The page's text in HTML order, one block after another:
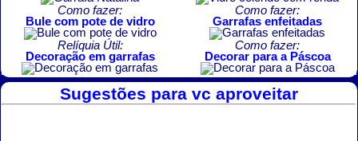
Como fazer:
Bule com pote de vidro
Como fazer:
Garrafas enfeitadas
Relíquia Útil:
Decoração em garrafas
Como fazer:
Decorar para a Páscoa
Sugestões para vc aproveitar